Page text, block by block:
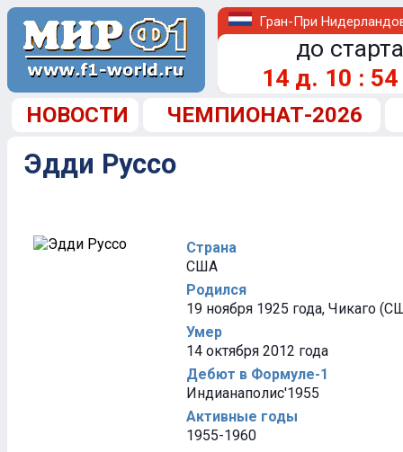
Гран-При
до
14 д. 10 : 54
НОВОСТИ ЧЕМПИОНАТ-2026
Эдди Руссо
Страна
США
Родился
19 ноября 1925 года, Чикаго
Умер
14 октября 2012 года
Дебют в Формуле-1
Индианаполис'1955
Активные годы
1955-1960